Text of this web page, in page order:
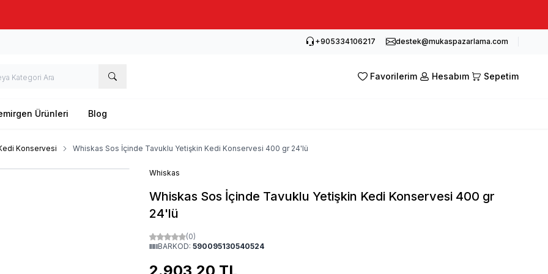
+905334106217 destek@mukaspazarlama.com
Favorilerim Hesabım Sepetim
Ürünleri Blog
Konservesi Whiskas Sos İçinde Tavuklu Yetişkin Kedi Konservesi 400 gr 24'lü
Whiskas
Whiskas Sos İçinde Tavuklu Yetişkin Kedi Konservesi 400 gr
24'lü
(0)
BARKOD: 590095130540524